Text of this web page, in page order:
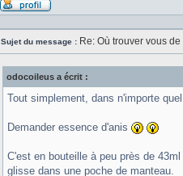
Sujet du message : Re: Où trouver vous
odocoileus a écrit :
Tout simplement, dans n'importe
Demander essence d'anis
C'est en bouteille à peu près de
glisse dans une poche de manteau.